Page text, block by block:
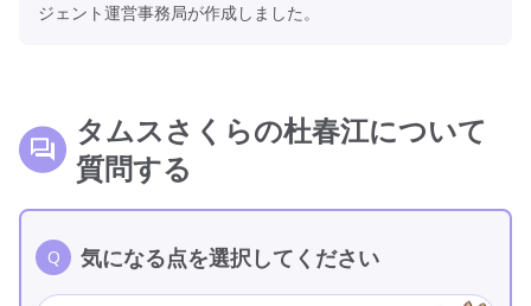
ジェント運営事務局が作成しました。
タムスさくらの杜春江について
質問する
気になる点を選択してください